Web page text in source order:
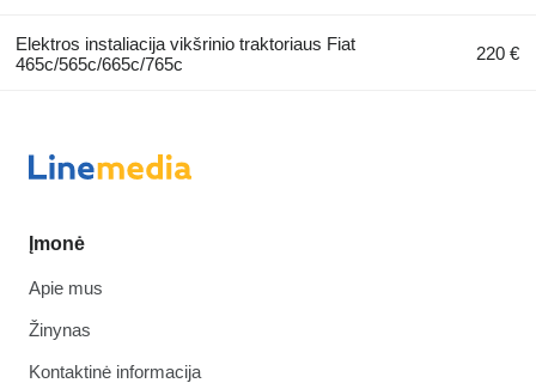
Elektros instaliacija vikšrinio traktoriaus Fiat
465c/565c/665c/765c
220 €
Įmonė
Apie mus
Žinynas
Kontaktinė informacija